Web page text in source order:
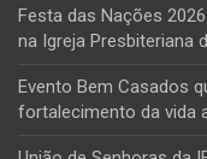
Festa das Nações
na Igreja Presbiteriana
Evento Bem Casados
fortalecimento da vida